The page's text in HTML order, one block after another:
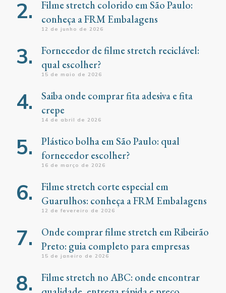
Filme stretch colorido em São Paulo:
conheça a FRM Embalagens
12 de junho de 2026
Fornecedor de filme stretch reciclável:
qual escolher?
15 de maio de 2026
Saiba onde comprar fita adesiva e fita
crepe
14 de abril de 2026
Plástico bolha em São Paulo: qual
fornecedor escolher?
16 de março de 2026
Filme stretch corte especial em
Guarulhos: conheça a FRM Embalagens
12 de fevereiro de 2026
Onde comprar filme stretch em Ribeirão
Preto: guia completo para empresas
15 de janeiro de 2026
Filme stretch no ABC: onde encontrar